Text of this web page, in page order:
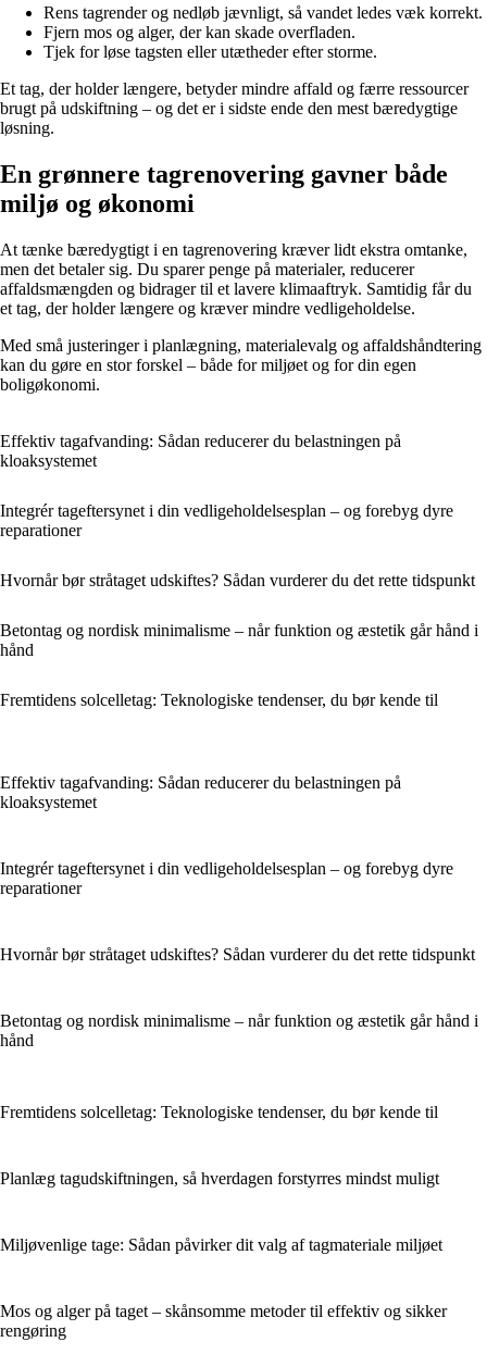
Rens tagrender og nedløb jævnligt, så vandet ledes væk korrekt.
Fjern mos og alger, der kan skade overfladen.
Tjek for løse tagsten eller utætheder efter storme.
Et tag, der holder længere, betyder mindre affald og færre ressourcer
brugt på udskiftning – og det er i sidste ende den mest bæredygtige
løsning.
En grønnere tagrenovering gavner både
miljø og økonomi
At tænke bæredygtigt i en tagrenovering kræver lidt ekstra omtanke,
men det betaler sig. Du sparer penge på materialer, reducerer
affaldsmængden og bidrager til et lavere klimaaftryk. Samtidig får du
et tag, der holder længere og kræver mindre vedligeholdelse.
Med små justeringer i planlægning, materialevalg og affaldshåndtering
kan du gøre en stor forskel – både for miljøet og for din egen
boligøkonomi.
Effektiv tagafvanding: Sådan reducerer du belastningen på
kloaksystemet
Integrér tageftersynet i din vedligeholdelsesplan – og forebyg dyre
reparationer
Hvornår bør stråtaget udskiftes? Sådan vurderer du det rette tidspunkt
Betontag og nordisk minimalisme – når funktion og æstetik går hånd i
hånd
Fremtidens solcelletag: Teknologiske tendenser, du bør kende til
Effektiv tagafvanding: Sådan reducerer du belastningen på
kloaksystemet
Integrér tageftersynet i din vedligeholdelsesplan – og forebyg dyre
reparationer
Hvornår bør stråtaget udskiftes? Sådan vurderer du det rette tidspunkt
Betontag og nordisk minimalisme – når funktion og æstetik går hånd i
hånd
Fremtidens solcelletag: Teknologiske tendenser, du bør kende til
Planlæg tagudskiftningen, så hverdagen forstyrres mindst muligt
Miljøvenlige tage: Sådan påvirker dit valg af tagmateriale miljøet
Mos og alger på taget – skånsomme metoder til effektiv og sikker
rengøring